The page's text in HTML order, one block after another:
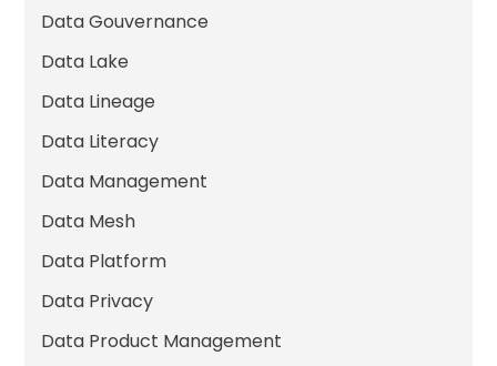
Data Gouvernance
Data Lake
Data Lineage
Data Literacy
Data Management
Data Mesh
Data Platform
Data Privacy
Data Product Management